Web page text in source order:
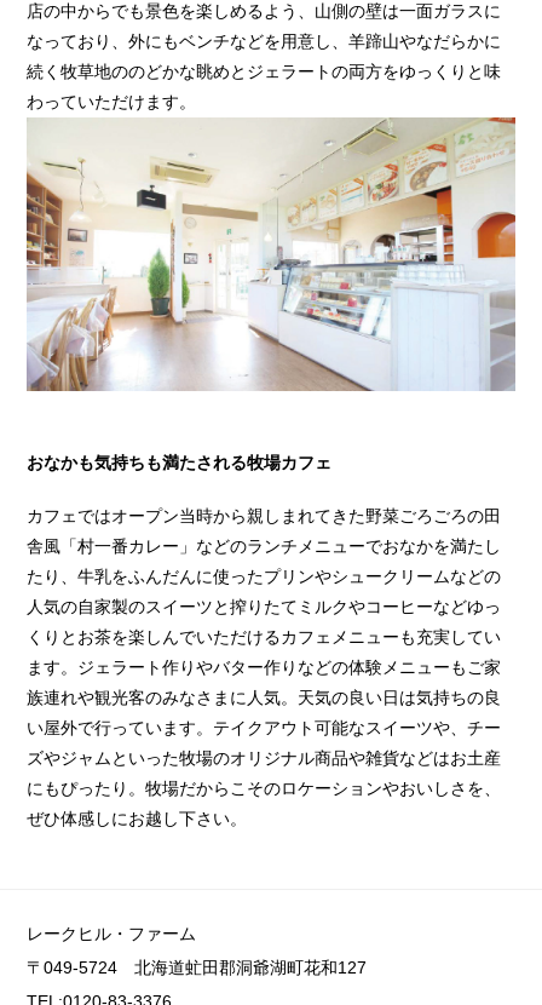
店の中からでも景色を楽しめるよう、山側の壁は一面ガラスに
なっており、外にもベンチなどを用意し、羊蹄山やなだらかに
続く牧草地ののどかな眺めとジェラートの両方をゆっくりと味
わっていただけます。
おなかも気持ちも満たされる牧場カフェ
カフェではオープン当時から親しまれてきた野菜ごろごろの田
舎風「村一番カレー」などのランチメニューでおなかを満たし
たり、牛乳をふんだんに使ったプリンやシュークリームなどの
人気の自家製のスイーツと搾りたてミルクやコーヒーなどゆっ
くりとお茶を楽しんでいただけるカフェメニューも充実してい
ます。ジェラート作りやバター作りなどの体験メニューもご家
族連れや観光客のみなさまに人気。天気の良い日は気持ちの良
い屋外で行っています。テイクアウト可能なスイーツや、チー
ズやジャムといった牧場のオリジナル商品や雑貨などはお土産
にもぴったり。牧場だからこそのロケーションやおいしさを、
ぜひ体感しにお越し下さい。
レークヒル・ファーム
〒049-5724 北海道虻田郡洞爺湖町花和127